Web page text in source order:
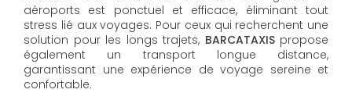
aéroports est ponctuel et efficace, éliminant tout
stress lié aux voyages. Pour ceux qui recherchent une
solution pour les longs trajets, BARCATAXISpropose
également un transport longue distance,
garantissant une expérience de voyage sereine et
confortable.